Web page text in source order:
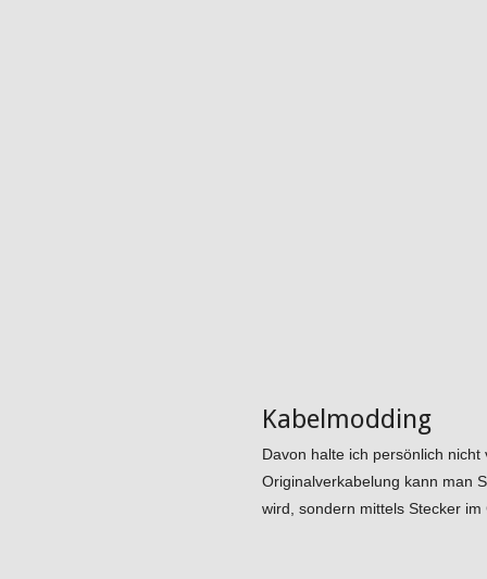
Kabelmodding
Davon halte ich persönlich
Originalverkabelung kann man
wird, sondern mittels Stecker